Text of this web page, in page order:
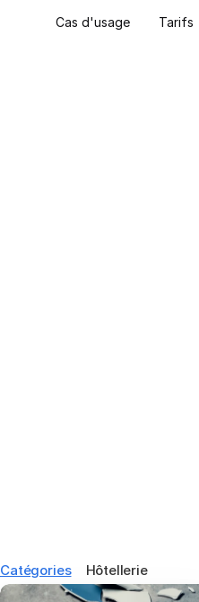
Cas d'usage Tarifs
Catégories Hôtellerie